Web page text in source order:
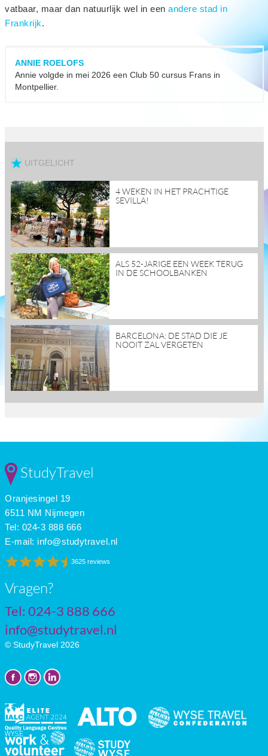
vatbaar, maar dan natuurlijk wel in een andere stad in
Frankrijk.
ANNIE ROELOFS
Annie volgde in mei 2026 een Club 50 cursus Frans in
Montpellier.
UITGELICHT
read
more
4 WEKEN IN HET PRACHTIGE
SEVILLA!
read
more
ALS 52-JARIGE EEN WEEK TERUG
IN DE SCHOOLBANKEN
read
more
BARCELONA: DE STAD DIE JE
NOOIT ZAL VERGETEN
StudyTravel
Oranjesingel 19
6511 NM Nijmegen
Tel: 024-3 888 666
E-mail: info@studytravel.nl
3625 reviews
Vragen?
Tel: 024-3 888 666
info@studytravel.nl
© StudyTravel 2026